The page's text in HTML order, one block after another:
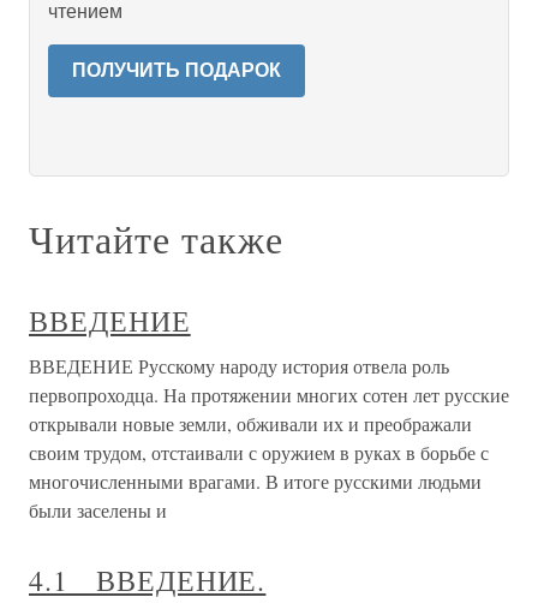
чтением
ПОЛУЧИТЬ ПОДАРОК
Читайте также
ВВЕДЕНИЕ
ВВЕДЕНИЕ Русскому народу история отвела роль
первопроходца. На протяжении многих сотен лет русские
открывали новые земли, обживали их и преображали
своим трудом, отстаивали с оружием в руках в борьбе с
многочисленными врагами. В итоге русскими людьми
были заселены и
4.1 ВВЕДЕНИЕ.